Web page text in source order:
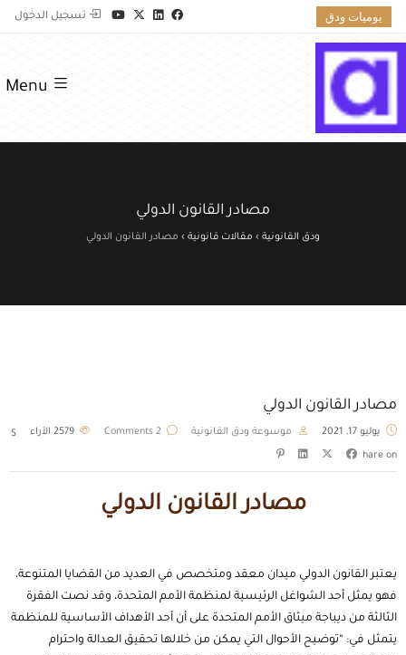
يوميات ودق تسجيل الدخول
Menu
مصادر القانون الدولي
ودق القانونية › مقالات قانونية › مصادر القانون الدولي
مصادر القانون الدولي
يوليو 17, 2021 موسوعة ودق القانونية 2 Comments الآراء
S
hare on
مصادر القانون الدولي
يعتبر القانون الدولي ميدان معقد ومتخصص في العديد من القضايا المتنوعة،
فهو يمثل أحد الشواغل الرئيسية لمنظمة الأمم المتحدة، وقد نصت الفقرة
الثالثة من ديباجة ميثاق الأمم المتحدة على أن أحد الأهداف الأساسية للمنظمة
يتمثل في: “توضيح الأحوال التي يمكن من خلالها تحقيق العدالة واحترام